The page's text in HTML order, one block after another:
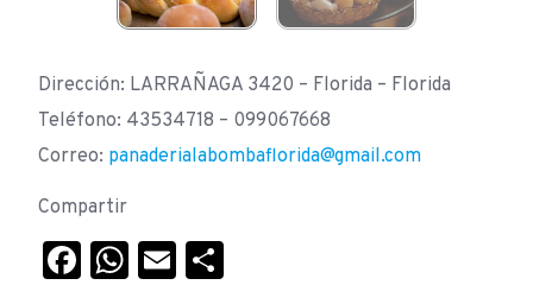
Dirección: LARRAÑAGA 3420 – Florida – Florida
Teléfono: 43534718 – 099067668
Correo: panaderialabombaflorida@gmail.com
Compartir
Facebook
WhatsApp
Email